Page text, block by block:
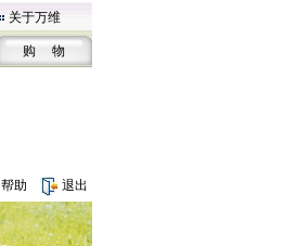
关于万维
购 物
帮助 退出